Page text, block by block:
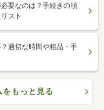
要なのは？手続きの順
スト
適切な時間や粗品・手
をもっと見る